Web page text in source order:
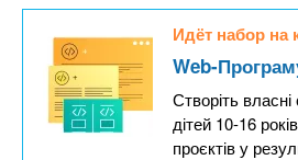
Идёт набор на
Web-
Створіть власні
дітей 10-16
проєктів у